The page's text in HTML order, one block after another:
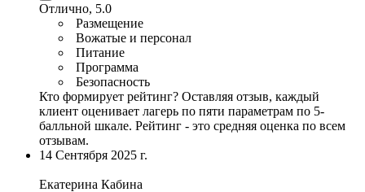
Отлично, 5.0
Размещение
Вожатые и персонал
Питание
Программа
Безопасность
Кто формирует рейтинг? Оставляя отзыв, каждый
клиент оценивает лагерь по пяти параметрам по 5-
балльной шкале. Рейтинг - это средняя оценка по всем
отзывам.
14 Сентября 2025 г.
Екатерина Кабина